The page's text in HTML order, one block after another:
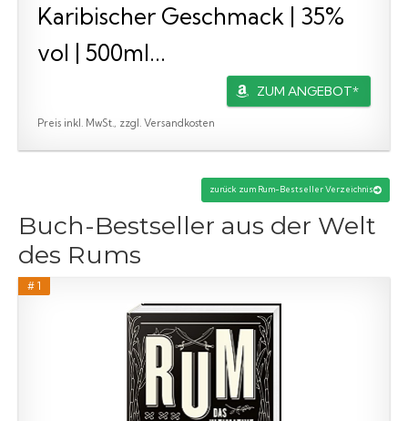
Karibischer Geschmack | 35%
vol | 500ml...
ZUM ANGEBOT*
Preis inkl. MwSt., zzgl. Versandkosten
zurück zum Rum-Bestseller Verzeichnis
Buch-Bestseller aus der Welt
des Rums
# 1